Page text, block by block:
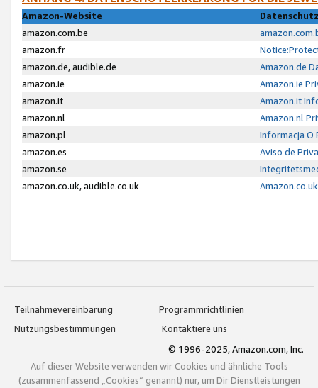
Amazon-Website
amazon.com.be
amazon.fr
amazon.de, audible.de
Amazon.de
amazon.ie
Amazon.ie
amazon.it
Amazon.it
amazon.nl
Amazon.nl
amazon.pl
Informacja O
amazon.es
Aviso de
amazon.se
amazon.co.uk, audible.co.uk
Teilnahmevereinbarung
Programmrichtlinien
Nutzungsbestimmungen
Kontaktiere uns
© 1996-2025, Amazon.com, Inc.
Auf dieser Website verwenden wir Cookies und ähnliche Tools
(zusammenfassend „Cookies“ genannt) nur, um Dir Dienstleistungen